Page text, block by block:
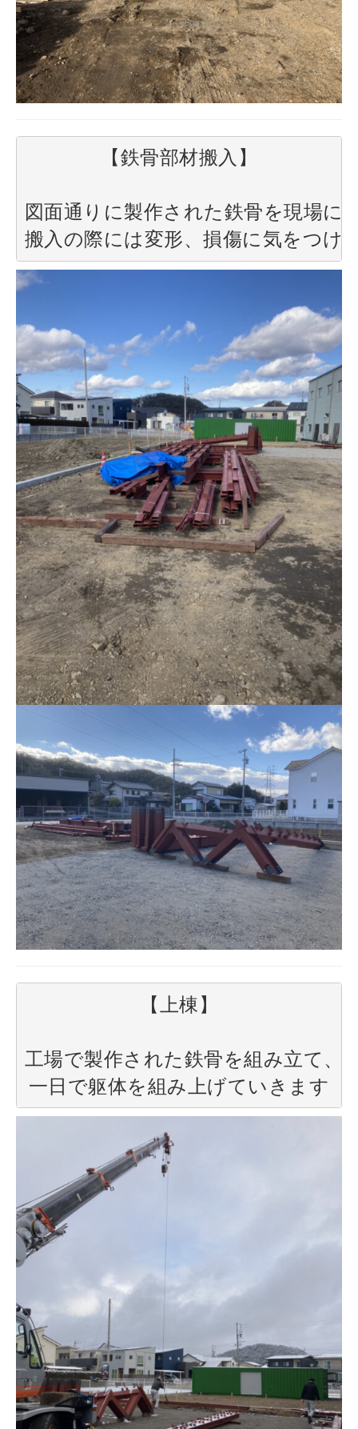
【鉄骨部材搬入】
図面通りに製作された鉄骨を現場に
搬入の際には変形、損傷に気をつけ
【上棟】
工場で製作された鉄骨を組み立て、
一日で躯体を組み上げていきます